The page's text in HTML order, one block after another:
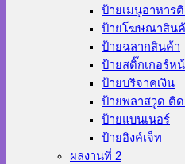
ป้ายเมนูอาหาร
ป้ายโฆษณาสิน
ป้ายฉลากสินค้า
ป้ายสติ๊กเกอร์ห
ป้ายบริจาคเงิน
ป้ายพลาสวูด ติ
ป้ายแบนเนอร์
ป้ายอิงค์เจ็ท
ผลงานที่ 2